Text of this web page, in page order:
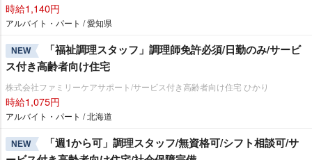
時給1,140円
アルバイト・パート / 愛知県
NEW
「福祉調理スタッフ」調理師免許必須/日勤のみ/サービ
ス付き高齢者向け住宅
株式会社ファミリーケアサポート/サービス付き高齢者向け住宅 ひかり
時給1,075円
アルバイト・パート / 北海道
NEW
「週1から可」調理スタッフ/無資格可/シフト相談可/サ